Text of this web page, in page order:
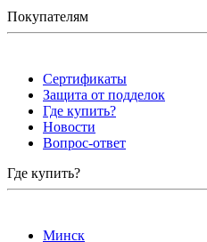
Покупателям
Сертификаты
Защита от подделок
Где купить?
Новости
Вопрос-ответ
Где купить?
Минск